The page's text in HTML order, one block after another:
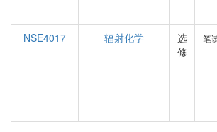
NSE4017
辐射化学
选
修
笔